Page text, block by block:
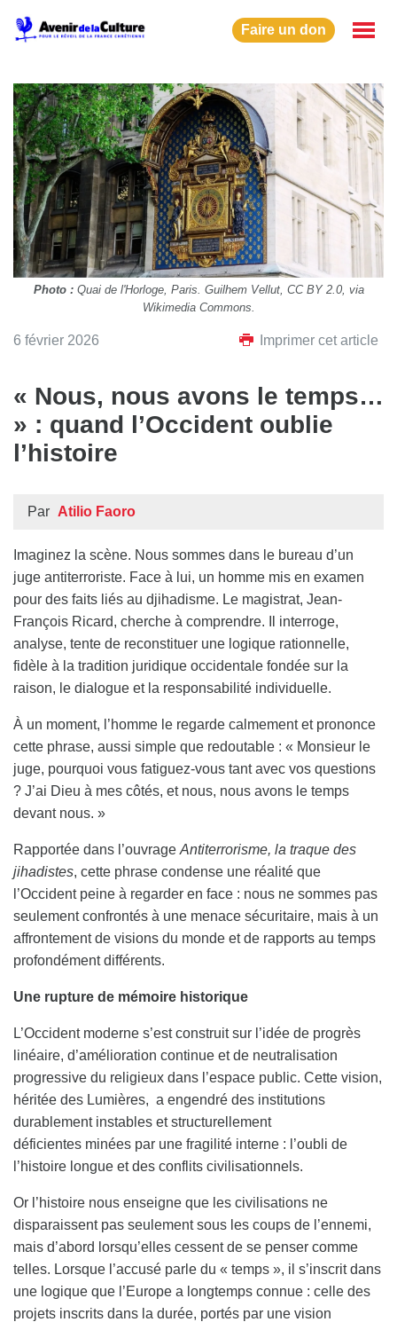
Faire un don
Photo : Quai de l'Horloge, Paris. Guilhem Vellut, CC BY 2.0, via
Wikimedia Commons.
6 février 2026 Imprimer cet article
« Nous, nous avons le temps…
» : quand l’Occident oublie
l’histoire
Par Atilio Faoro
Imaginez la scène. Nous sommes dans le bureau d’un
juge antiterroriste. Face à lui, un homme mis en examen
pour des faits liés au djihadisme. Le magistrat, Jean-
François Ricard, cherche à comprendre. Il interroge,
analyse, tente de reconstituer une logique rationnelle,
fidèle à la tradition juridique occidentale fondée sur la
raison, le dialogue et la responsabilité individuelle.
À un moment, l’homme le regarde calmement et prononce
cette phrase, aussi simple que redoutable : « Monsieur le
juge, pourquoi vous fatiguez-vous tant avec vos questions
? J’ai Dieu à mes côtés, et nous, nous avons le temps
devant nous. »
Rapportée dans l’ouvrage Antiterrorisme, la traque des
jihadistes, cette phrase condense une réalité que
l’Occident peine à regarder en face : nous ne sommes pas
seulement confrontés à une menace sécuritaire, mais à un
affrontement de visions du monde et de rapports au temps
profondément différents.
Une rupture de mémoire historique
L’Occident moderne s’est construit sur l’idée de progrès
linéaire, d’amélioration continue et de neutralisation
progressive du religieux dans l’espace public. Cette vision,
héritée des Lumières, a engendré des institutions
durablement instables et structurellement
déficientes minées par une fragilité interne : l’oubli de
l’histoire longue et des conflits civilisationnels.
Or l’histoire nous enseigne que les civilisations ne
disparaissent pas seulement sous les coups de l’ennemi,
mais d’abord lorsqu’elles cessent de se penser comme
telles. Lorsque l’accusé parle du « temps », il s’inscrit dans
une logique que l’Europe a longtemps connue : celle des
projets inscrits dans la durée, portés par une vision